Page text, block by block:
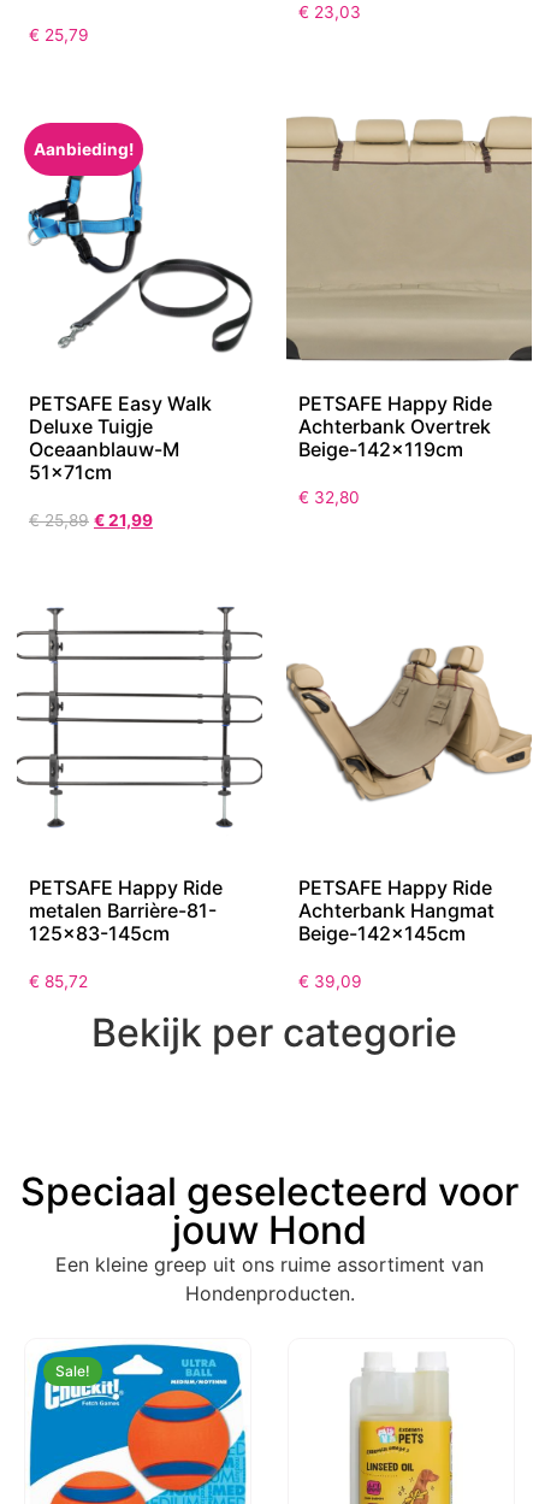
€ 25,79
€ 23,03
Aanbieding!
PETSAFE Easy Walk
Deluxe Tuigje
Oceaanblauw-M
51x71cm
€25,89 €21,99
PETSAFE Happy Ride
Achterbank Overtrek
Beige-142x119cm
€ 32,80
PETSAFE Happy Ride
metalen Barrière-81-
125×83-145cm
€ 85,72
PETSAFE Happy Ride
Achterbank Hangmat
Beige-142x145cm
€ 39,09
Bekijk per categorie
Speciaal geselecteerd voor
jouw Hond
Een kleine greep uit ons ruime assortiment van
Hondenproducten.
Sale!